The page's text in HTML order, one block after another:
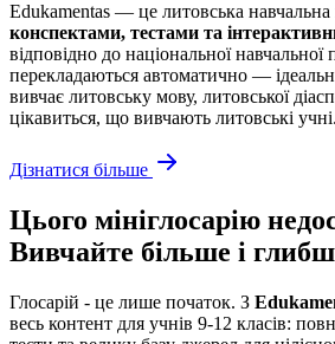
Edukamentas — це литовська
конспектами, тестами та
відповідно до національної
перекладаються автоматично —
вивчає литовську мову, литовської
цікавиться, що вивчають литовські учні.
Дізнатися більше
Цього мініглосарію
Вивчайте більше і
Глосарій - це лише початок. З
весь контент для учнів 9-12 класів: